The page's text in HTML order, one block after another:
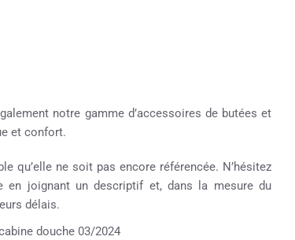
notre gamme d’accessoires de butées et
et confort.
qu’elle ne soit pas encore référencée. N’hésitez
joignant un descriptif et, dans la mesure du
délais.
douche 03/2024